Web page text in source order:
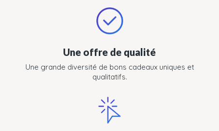
Une offre de qualité
Une grande diversité de bons cadeaux uniques et
qualitatifs.